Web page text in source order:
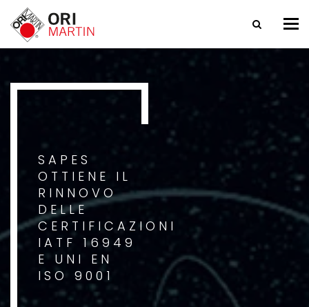
SAPES
OTTIENE IL
RINNOVO
DELLE
CERTIFICAZIONI
IATF 16949
E UNI EN
ISO 9001